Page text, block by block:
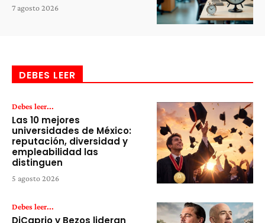
7 agosto 2026
DEBES LEER
Debes leer...
Las 10 mejores
universidades de México:
reputación, diversidad y
empleabilidad las
distinguen
5 agosto 2026
Debes leer...